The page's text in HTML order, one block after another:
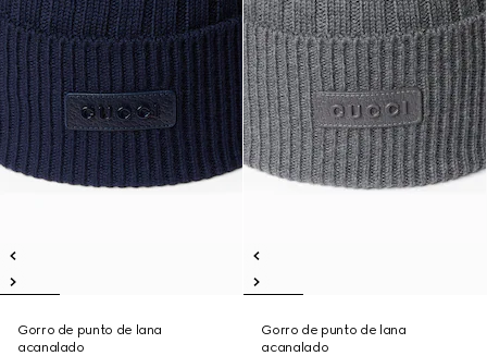
Gorro de punto de lana
acanalado
Gorro de punto de lana
acanalado